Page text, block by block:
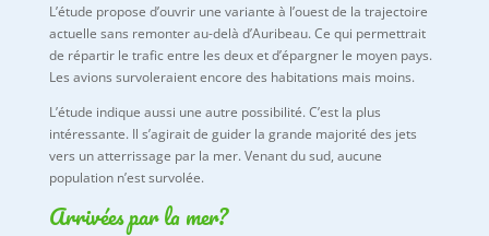
L’étude propose d’ouvrir une variante à l’ouest de la trajectoire
actuelle sans remonter au-delà d’Auribeau. Ce qui permettrait
de répartir le trafic entre les deux et d’épargner le moyen pays.
Les avions survoleraient encore des habitations mais moins.
L’étude indique aussi une autre possibilité. C’est la plus
intéressante. Il s’agirait de guider la grande majorité des jets
vers un atterrissage par la mer. Venant du sud, aucune
population n’est survolée.
Arrivées par la mer?